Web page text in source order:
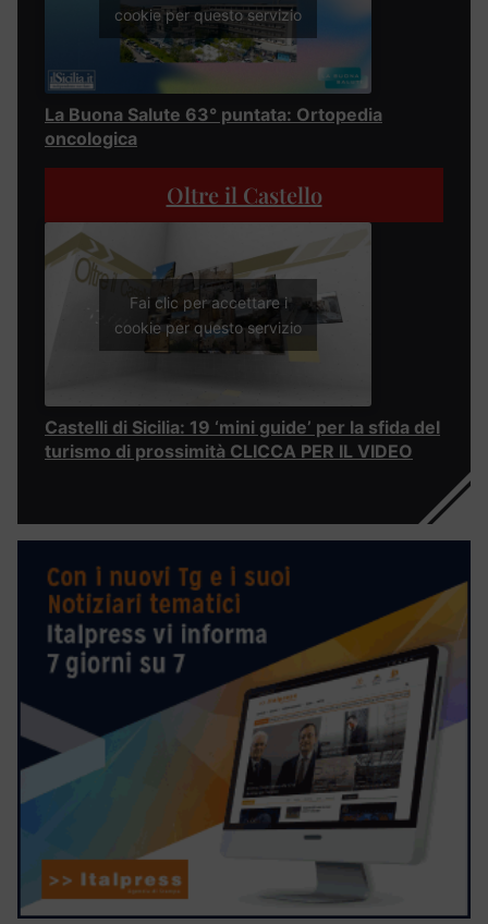
cookie per questo servizio
La Buona Salute 63° puntata: Ortopedia
oncologica
Oltre il Castello
Fai clic per accettare i
cookie per questo servizio
Castelli di Sicilia: 19 ‘mini guide’ per la sfida del
turismo di prossimità CLICCA PER IL VIDEO